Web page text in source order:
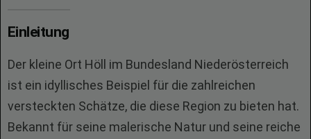
Einleitung
Der kleine Ort Höll im Bundesland Niederösterreich
ist ein idyllisches Beispiel für die zahlreichen
versteckten Schätze, die diese Region zu bieten hat.
Bekannt für seine malerische Natur und seine reiche